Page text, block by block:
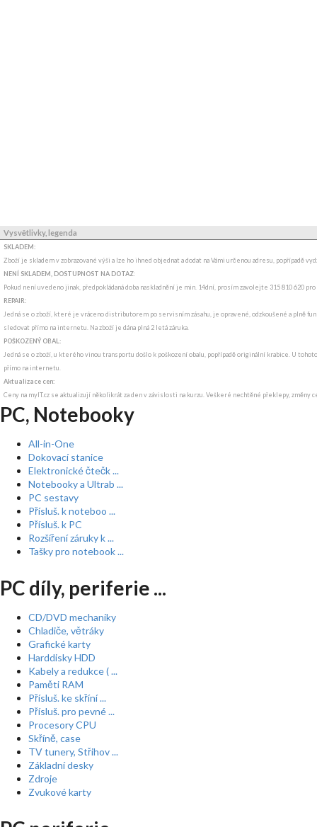
Vysvětlivky, legenda
SKLADEM:
Zboží je skladem v zobrazované výši a lze ho ihned objednat a dodat na Vámi určenou adresu, popřípadě
NENÍ SKLADEM, DOSTUPNOST NA DOTAZ:
Pokud není uvedeno jinak, předpokládaná doba naskladnění je min. 14dní, prosím zavolejte 315 810 620
REPAIR:
Jedná se o zboží, které je vráceno distributorem po servisním zásahu, je opravené, odzkoušené a plně
sledovat přímo na internetu. Na zboží je dána plná 2 letá záruka.
POŠKOZENÝ OBAL:
Jedná se o zboží, u kterého vinou transportu došlo k poškození obalu, popřípadě originální krabice. U
přímo na internetu.
Aktualizace cen:
Ceny na myIT.cz se aktualizují několikrát za den v závislosti na kurzu. Veškeré nechtěné překlepy, změny
PC, Notebooky
All-in-One
Dokovací stanice
Elektronické čtečk ...
Notebooky a Ultrab ...
PC sestavy
Přísluš. k noteboo ...
Přísluš. k PC
Rozšíření záruky k ...
Tašky pro notebook ...
PC díly, periferie ...
CD/DVD mechaniky
Chladiče, větráky
Grafické karty
Harddisky HDD
Kabely a redukce ( ...
Paměti RAM
Přísluš. ke skříní ...
Přísluš. pro pevné ...
Procesory CPU
Skříně, case
TV tunery, Střihov ...
Základní desky
Zdroje
Zvukové karty